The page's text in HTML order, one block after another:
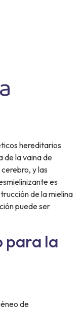
hereditarios
de la vaina de
y las
es
de la mielina
puede ser
para la
de